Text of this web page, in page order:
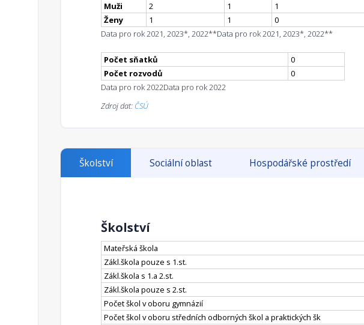
Muži
2 1 1
Ženy
1 1 0
Data pro rok 2021, 2023*, 2022**Data pro rok 2021, 2023*, 2022**
Počet sňatků
0
Počet rozvodů
0
Data pro rok 2022Data pro rok 2022
Zdroj dat: ČSÚ
Školství Sociální oblast Hospodářské prostředí
Školství
Mateřská škola
Zákl.škola pouze s 1.st.
Zákl.škola s 1.a 2.st.
Zákl.škola pouze s 2.st.
Počet škol v oboru gymnázií
Počet škol v oboru středních odborných škol a praktických šk